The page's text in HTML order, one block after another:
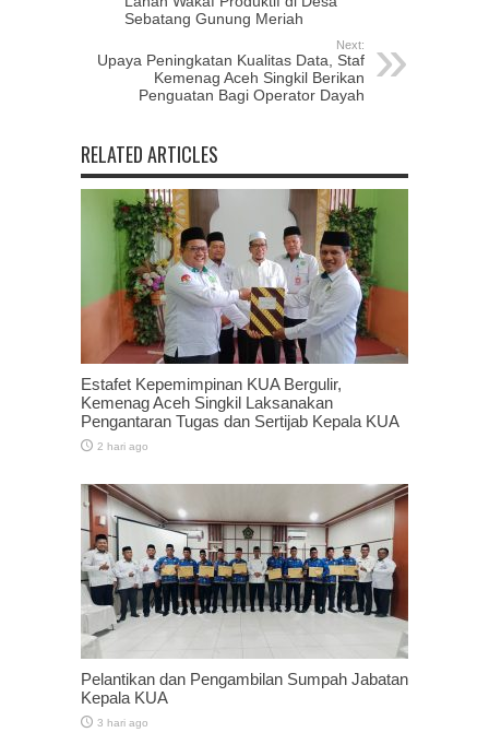
Sebatang Gunung Meriah
Next:
Upaya Peningkatan Kualitas Data, Staf
Kemenag Aceh Singkil Berikan
Penguatan Bagi Operator Dayah
RELATED ARTICLES
Estafet Kepemimpinan KUA Bergulir,
Kemenag Aceh Singkil Laksanakan
Pengantaran Tugas dan Sertijab Kepala KUA
2 hari ago
Pelantikan dan Pengambilan Sumpah Jabatan
Kepala KUA
3 hari ago